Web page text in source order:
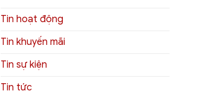
Tin hoạt động
Tin khuyến mãi
Tin sự kiện
Tin tức